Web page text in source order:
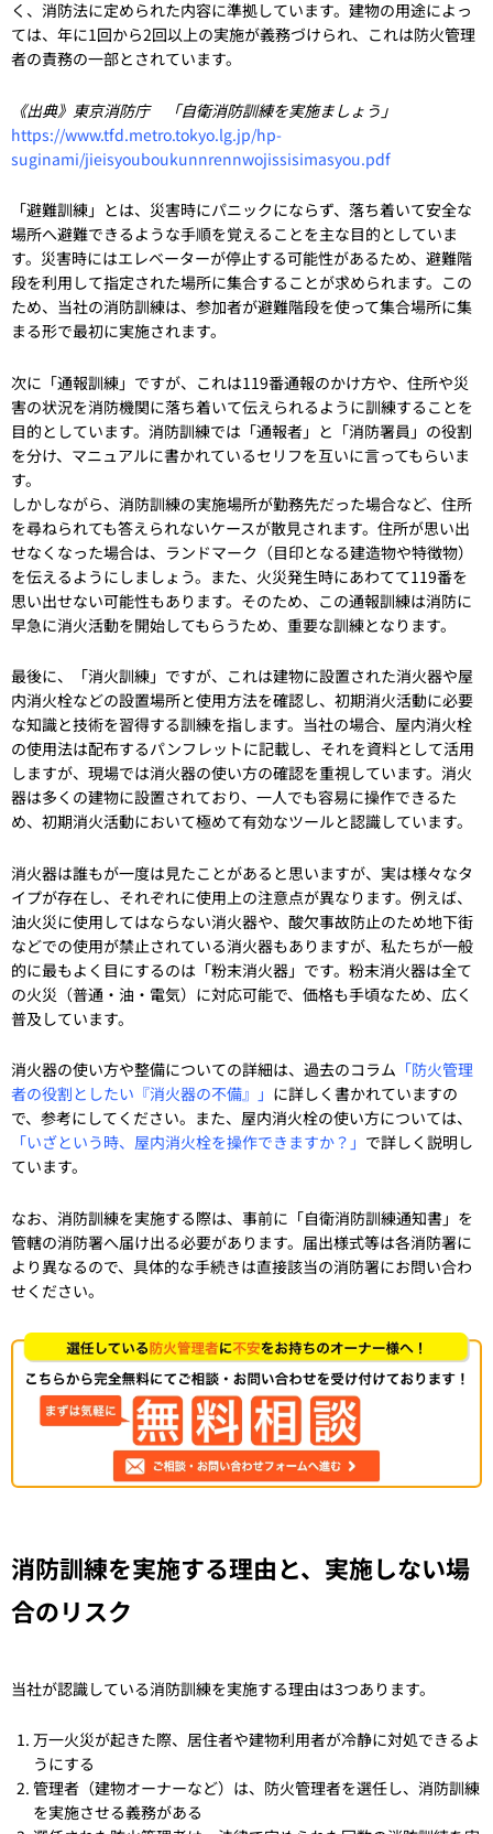
く、消防法に定められた内容に準拠しています。建物の用途によっ
ては、年に1回から2回以上の実施が義務づけられ、これは防火管理
者の責務の一部とされています。
《出典》東京消防庁 「自衛消防訓練を実施ましょう」
https://www.tfd.metro.tokyo.lg.jp/hp-
suginami/jieisyouboukunnrennwojissisimasyou.pdf
「避難訓練」とは、災害時にパニックにならず、落ち着いて安全な
場所へ避難できるような手順を覚えることを主な目的としていま
す。災害時にはエレベーターが停止する可能性があるため、避難階
段を利用して指定された場所に集合することが求められます。この
ため、当社の消防訓練は、参加者が避難階段を使って集合場所に集
まる形で最初に実施されます。
次に「通報訓練」ですが、これは119番通報のかけ方や、住所や災
害の状況を消防機関に落ち着いて伝えられるように訓練することを
目的としています。消防訓練では「通報者」と「消防署員」の役割
を分け、マニュアルに書かれているセリフを互いに言ってもらいま
す。
しかしながら、消防訓練の実施場所が勤務先だった場合など、住所
を尋ねられても答えられないケースが散見されます。住所が思い出
せなくなった場合は、ランドマーク（目印となる建造物や特徴物）
を伝えるようにしましょう。また、火災発生時にあわてて119番を
思い出せない可能性もあります。そのため、この通報訓練は消防に
早急に消火活動を開始してもらうため、重要な訓練となります。
最後に、「消火訓練」ですが、これは建物に設置された消火器や屋
内消火栓などの設置場所と使用方法を確認し、初期消火活動に必要
な知識と技術を習得する訓練を指します。当社の場合、屋内消火栓
の使用法は配布するパンフレットに記載し、それを資料として活用
しますが、現場では消火器の使い方の確認を重視しています。消火
器は多くの建物に設置されており、一人でも容易に操作できるた
め、初期消火活動において極めて有効なツールと認識しています。
消火器は誰もが一度は見たことがあると思いますが、実は様々なタ
イプが存在し、それぞれに使用上の注意点が異なります。例えば、
油火災に使用してはならない消火器や、酸欠事故防止のため地下街
などでの使用が禁止されている消火器もありますが、私たちが一般
的に最もよく目にするのは「粉末消火器」です。粉末消火器は全て
の火災（普通・油・電気）に対応可能で、価格も手頃なため、広く
普及しています。
消火器の使い方や整備についての詳細は、過去のコラム 「防火管理
者の役割としたい『消火器の不備』」 に詳しく書かれていますの
で、参考にしてください。また、屋内消火栓の使い方については、
「いざという時、屋内消火栓を操作できますか？」 で詳しく説明し
ています。
なお、消防訓練を実施する際は、事前に「自衛消防訓練通知書」を
管轄の消防署へ届け出る必要があります。届出様式等は各消防署に
より異なるので、具体的な手続きは直接該当の消防署にお問い合わ
せください。
消防訓練を実施する理由と、実施しない場
合のリスク
当社が認識している消防訓練を実施する理由は3つあります。
万一火災が起きた際、居住者や建物利用者が冷静に対処できるよ
うにする
管理者（建物オーナーなど）は、防火管理者を選任し、消防訓練
を実施させる義務がある